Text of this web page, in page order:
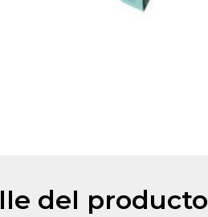
del producto